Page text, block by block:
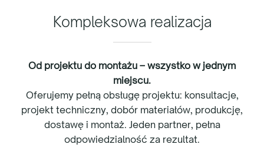
Kompleksowa realizacja
Od projektu do montażu – wszystko w jednym
miejscu.
Oferujemy pełną obsługę projektu: konsultacje,
projekt techniczny, dobór materiałów, produkcję,
dostawę i montaż. Jeden partner, pełna
odpowiedzialność za rezultat.